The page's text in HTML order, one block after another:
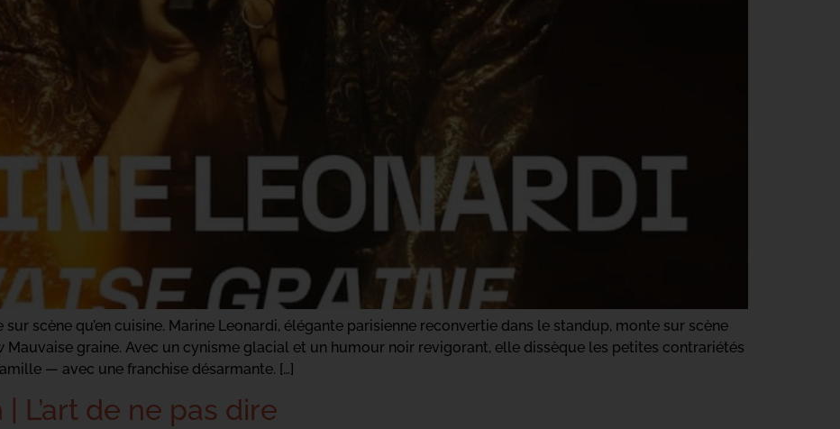
scène qu’en cuisine. Marine Leonardi, élégante parisienne reconvertie dans le standup, monte sur scène
graine. Avec un cynisme glacial et un humour noir revigorant, elle dissèque les petites contrariétés
— avec une franchise désarmante. […]
L’art de ne pas dire